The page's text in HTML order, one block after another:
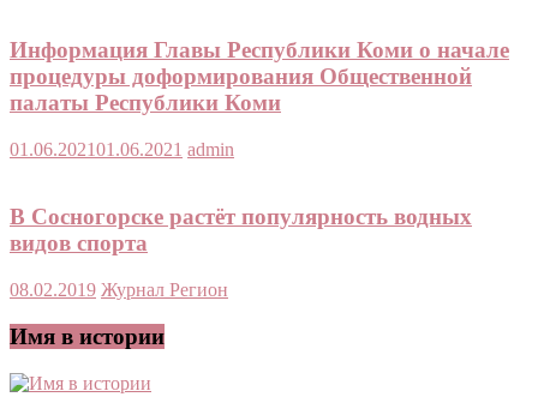
Информация Главы Республики Коми о начале
процедуры доформирования Общественной
палаты Республики Коми
01.06.202101.06.2021 admin
В Сосногорске растёт популярность водных
видов спорта
08.02.2019 Журнал Регион
Имя в истории